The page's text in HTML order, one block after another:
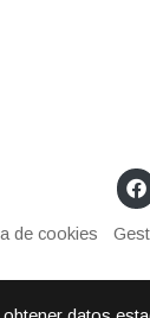
de cookies